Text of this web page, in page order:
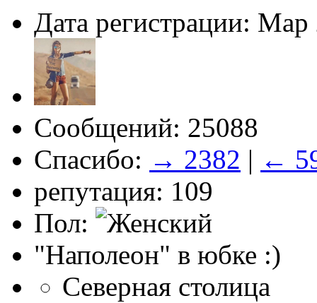
Дата регистрации: Мар
Сообщений: 25088
Спасибо: → 2382 | ←
репутация: 109
Пол:
"Наполеон" в юбке :)
Северная столица